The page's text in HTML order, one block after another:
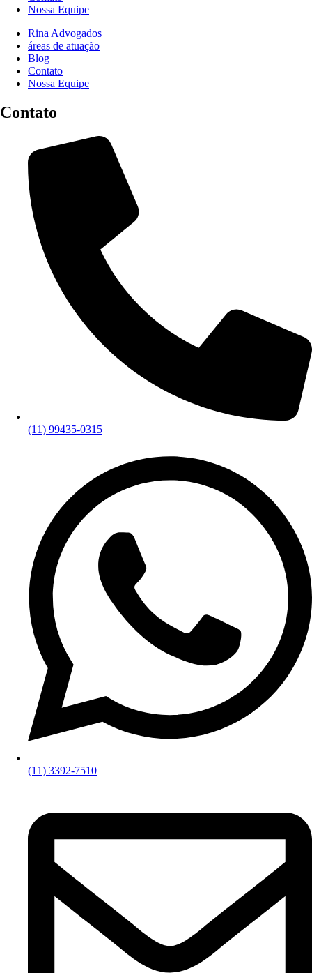
Nossa Equipe
Rina Advogados
áreas de atuação
Blog
Contato
Nossa Equipe
Contato
(11) 99435-0315
(11) 3392-7510